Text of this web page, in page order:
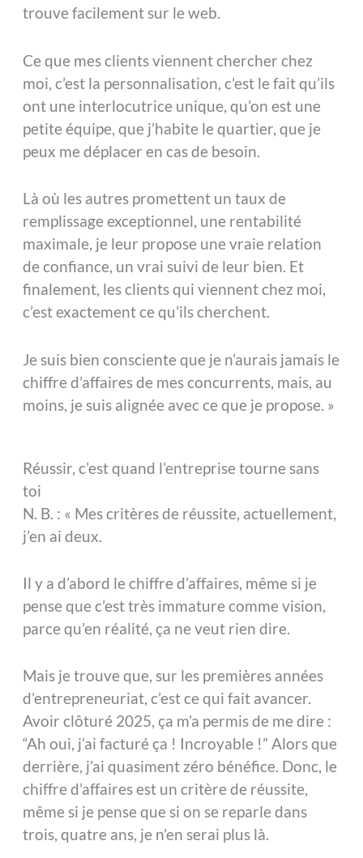
trouve facilement sur le web.
Ce que mes clients viennent chercher chez
moi, c’est la personnalisation, c’est le fait qu’ils
ont une interlocutrice unique, qu’on est une
petite équipe, que j’habite le quartier, que je
peux me déplacer en cas de besoin.
Là où les autres promettent un taux de
remplissage exceptionnel, une rentabilité
maximale, je leur propose une vraie relation
de confiance, un vrai suivi de leur bien. Et
finalement, les clients qui viennent chez moi,
c’est exactement ce qu’ils cherchent.
Je suis bien consciente que je n’aurais jamais le
chiffre d’affaires de mes concurrents, mais, au
moins, je suis alignée avec ce que je propose. »
Réussir, c’est quand l’entreprise tourne sans
toi
N. B. : « Mes critères de réussite, actuellement,
j’en ai deux.
Il y a d’abord le chiffre d’affaires, même si je
pense que c’est très immature comme vision,
parce qu’en réalité, ça ne veut rien dire.
Mais je trouve que, sur les premières années
d’entrepreneuriat, c’est ce qui fait avancer.
Avoir clôturé 2025, ça m’a permis de me dire :
“Ah oui, j’ai facturé ça ! Incroyable !” Alors que
derrière, j’ai quasiment zéro bénéfice. Donc, le
chiffre d’affaires est un critère de réussite,
même si je pense que si on se reparle dans
trois, quatre ans, je n’en serai plus là.